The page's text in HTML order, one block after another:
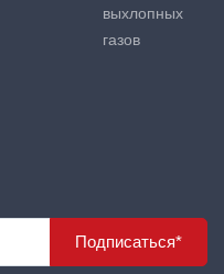
выхлопных
газов
Подписаться*